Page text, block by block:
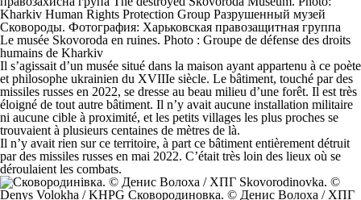
Le musée Skovoroda en ruines. Photo : Groupe de défense des droits
humains de Kharkiv
Il s’agissait d’un musée situé dans la maison ayant appartenu à ce poète
et philosophe ukrainien du XVIIIe siècle. Le bâtiment, touché par des
missiles russes en 2022, se dresse au beau milieu d’une forêt. Il est très
éloigné de tout autre bâtiment. Il n’y avait aucune installation militaire
ni aucune cible à proximité, et les petits villages les plus proches se
trouvaient à plusieurs centaines de mètres de là.
Il n’y avait rien sur ce territoire, à part ce bâtiment entièrement détruit
par des missiles russes en mai 2022. C’était très loin des lieux où se
déroulaient les combats.